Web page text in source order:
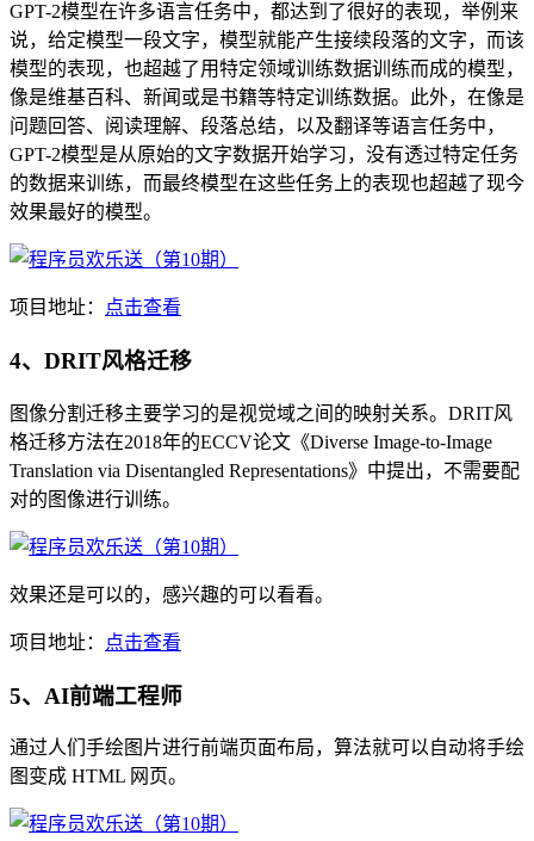
GPT-2模型在许多语言任务中，都达到了很好的表现，举例来
说，给定模型一段文字，模型就能产生接续段落的文字，而该
模型的表现，也超越了用特定领域训练数据训练而成的模型，
像是维基百科、新闻或是书籍等特定训练数据。此外，在像是
问题回答、阅读理解、段落总结，以及翻译等语言任务中，
GPT-2模型是从原始的文字数据开始学习，没有透过特定任务
的数据来训练，而最终模型在这些任务上的表现也超越了现今
效果最好的模型。
项目地址： 点击查看
4、DRIT风格迁移
图像分割迁移主要学习的是视觉域之间的映射关系。DRIT风
格迁移方法在2018年的ECCV论文《Diverse Image-to-Image
Translation via Disentangled Representations》中提出，不需要配
对的图像进行训练。
效果还是可以的，感兴趣的可以看看。
项目地址： 点击查看
5、AI前端工程师
通过人们手绘图片进行前端页面布局，算法就可以自动将手绘
图变成 HTML 网页。